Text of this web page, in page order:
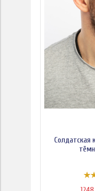
Солдатская